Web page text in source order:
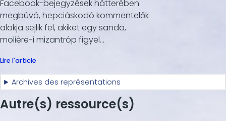
Facebook-bejegyzések hátterében
megbúvó, hepciáskodó kommentelők
alakja sejlik fel, akiket egy sanda,
molière-i mizantróp figyel…
Lire l'article
Archives des représentations
Autre(s) ressource(s)